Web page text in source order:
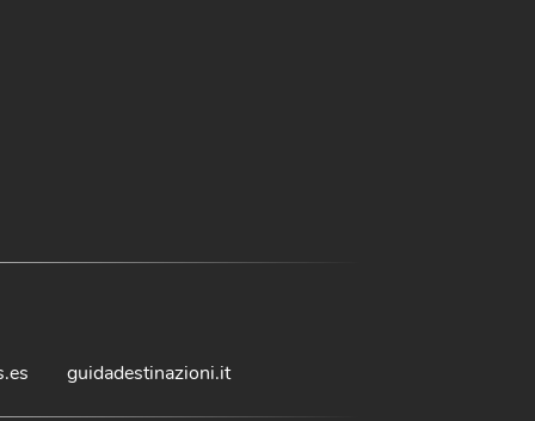
guidadestinazioni.it